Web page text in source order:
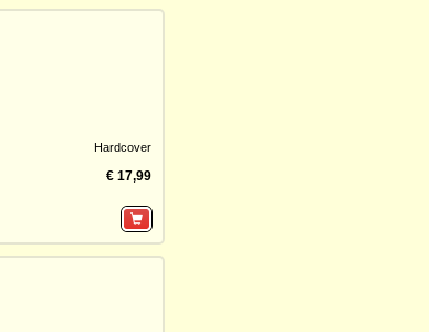
Hardcover
€ 17,99